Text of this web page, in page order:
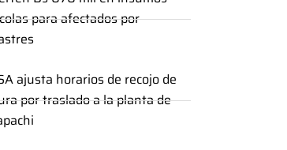
para afectados por
ajusta horarios de recojo de
por traslado a la planta de